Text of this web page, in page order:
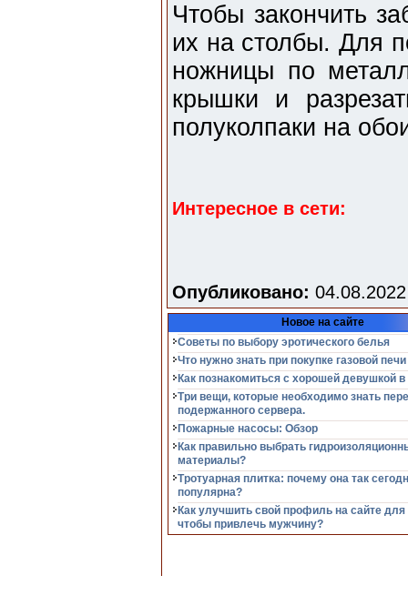
Чтобы закончить
их на столбы. Для
ножницы по
крышки и
полуколпаки на
Интересное в сети:
Опубликовано:
Новое на сайте
Советы по выбору эротического белья
Что нужно знать при покупке газовой печи
Как познакомиться с хорошей девушкой в
Три вещи, которые необходимо знать
подержанного сервера.
Пожарные насосы: Обзор
Как правильно выбрать
материалы?
Тротуарная плитка: почему она так
популярна?
Как улучшить свой профиль на сайте для
чтобы привлечь мужчину?